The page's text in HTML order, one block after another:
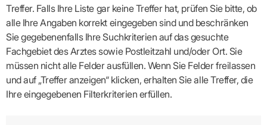
Treffer. Falls Ihre Liste gar keine Treffer hat, prüfen Sie bitte, ob
alle Ihre Angaben korrekt eingegeben sind und beschränken
Sie gegebenenfalls Ihre Suchkriterien auf das gesuchte
Fachgebiet des Arztes sowie Postleitzahl und/oder Ort. Sie
müssen nicht alle Felder ausfüllen. Wenn Sie Felder freilassen
und auf „Treffer anzeigen“ klicken, erhalten Sie alle Treffer, die
Ihre eingegebenen Filterkriterien erfüllen.